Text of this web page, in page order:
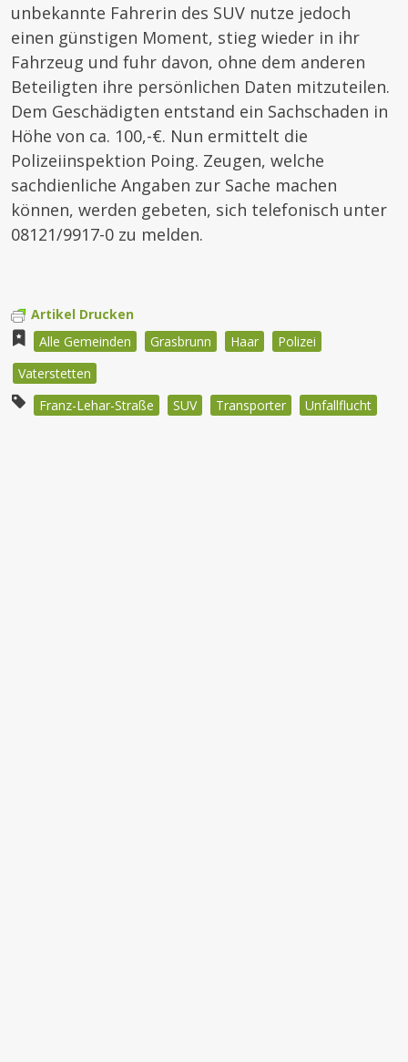
unbekannte Fahrerin des SUV nutze jedoch
einen günstigen Moment, stieg wieder in ihr
Fahrzeug und fuhr davon, ohne dem anderen
Beteiligten ihre persönlichen Daten mitzuteilen.
Dem Geschädigten entstand ein Sachschaden in
Höhe von ca. 100,-€. Nun ermittelt die
Polizeiinspektion Poing. Zeugen, welche
sachdienliche Angaben zur Sache machen
können, werden gebeten, sich telefonisch unter
08121/9917-0 zu melden.
Artikel Drucken
Alle Gemeinden
Grasbrunn Haar
Polizei
Vaterstetten
Franz-Lehar-Straße
SUV Transporter Unfallflucht